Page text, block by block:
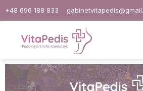
+48 696 188 833